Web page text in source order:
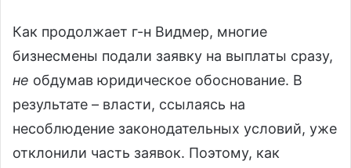
Как продолжает г-н Видмер, многие
бизнесмены подали заявку на выплаты сразу,
не обдумав юридическое обоснование. В
результате – власти, ссылаясь на
несоблюдение законодательных условий, уже
отклонили часть заявок. Поэтому, как